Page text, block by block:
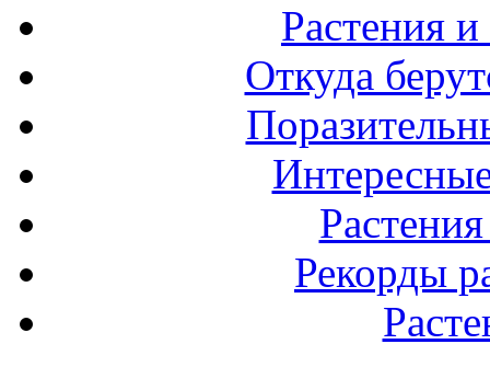
Растения
Откуда
Рекорды